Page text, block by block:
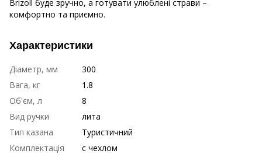
Brizoll буде зручно, а готувати улюблені страви –
комфортно та приємно.
Характеристики
Діаметр, мм
300
Вага, кг
1.8
Об'єм, л
8
Вид ручки
лита
Тип казана
Туристичний
Комплектація
с чехлом